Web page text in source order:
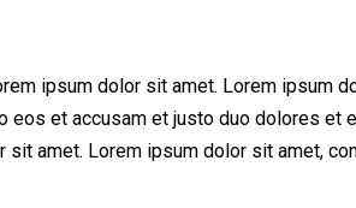
ipsum dolor sit amet. Lorem ipsum
et accusam et justo duo dolores et
amet. Lorem ipsum dolor sit amet,